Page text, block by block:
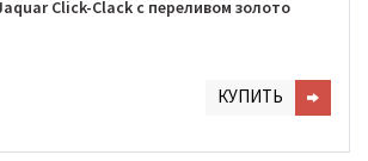
Click-Clack с переливом золото
КУПИТЬ